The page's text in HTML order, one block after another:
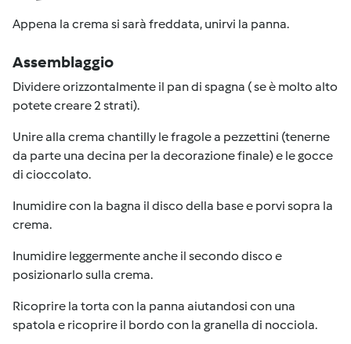
Appena la crema si sarà freddata, unirvi la panna.
Assemblaggio
Dividere orizzontalmente il pan di spagna ( se è molto alto
potete creare 2 strati).
Unire alla crema chantilly le fragole a pezzettini (tenerne
da parte una decina per la decorazione finale) e le gocce
di cioccolato.
Inumidire con la bagna il disco della base e porvi sopra la
crema.
Inumidire leggermente anche il secondo disco e
posizionarlo sulla crema.
Ricoprire la torta con la panna aiutandosi con una
spatola e ricoprire il bordo con la granella di nocciola.